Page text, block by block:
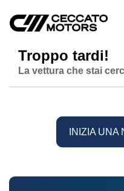
Troppo tardi!
La vettura che stai
INIZIA UNA